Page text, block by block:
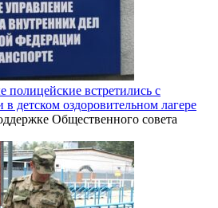
полицейские встретились с
детском оздоровительном лагере
Общественного совета